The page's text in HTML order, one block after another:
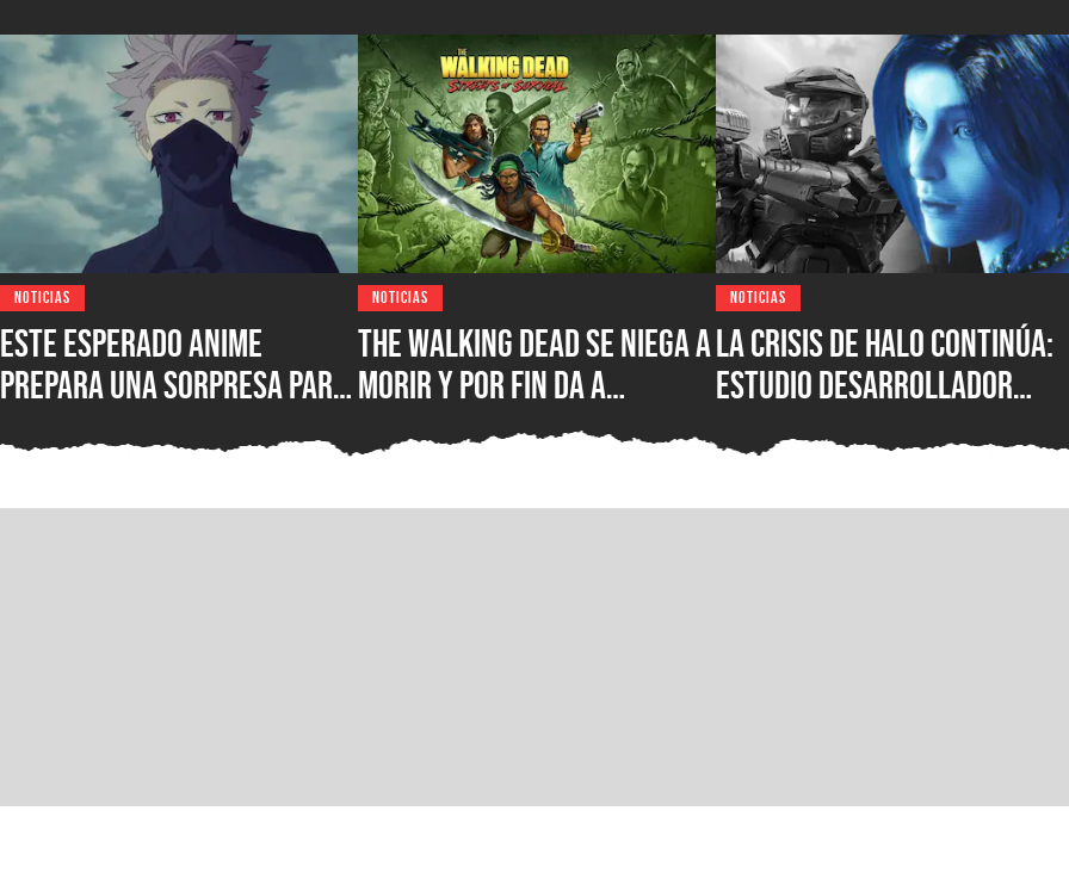
NOTICIAS
Este esperado anime
prepara una sorpresa para
NOTICIAS
The Walking Dead se niega a
morir y por fin da a
conocer la fecha de
lanzamiento de su nuevo
juego
NOTICIAS
La crisis de Halo continúa:
estudio desarrollador
fallido lanzamiento
multiplataforma de